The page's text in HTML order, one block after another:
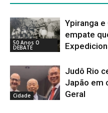
50 Anos O
DEBATE
Ypiranga e
empate
Cidade
Judô Rio
Japão em
Geral